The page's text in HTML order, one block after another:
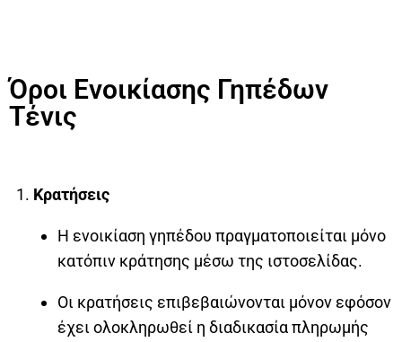
Όροι Ενοικίασης Γηπέδων
Τένις
Κρατήσεις
Η ενοικίαση γηπέδου πραγματοποιείται μόνο
κατόπιν κράτησης μέσω της ιστοσελίδας.
Οι κρατήσεις επιβεβαιώνονται μόνον εφόσον
έχει ολοκληρωθεί η διαδικασία πληρωμής